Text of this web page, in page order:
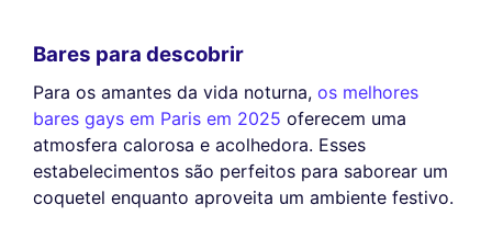
Bares para descobrir
Para os amantes da vida noturna, os melhores
bares gays em Paris em 2025 oferecem uma
atmosfera calorosa e acolhedora. Esses
estabelecimentos são perfeitos para saborear um
coquetel enquanto aproveita um ambiente festivo.